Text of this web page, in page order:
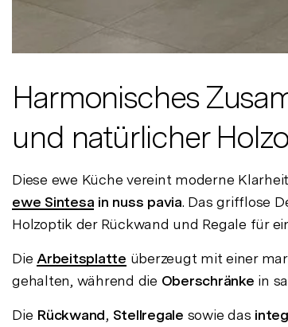
Harmonisches
und natürlicher
Diese ewe Küche vereint moderne
ewe Sintesa in nuss pavia. Das grifflose
Holzoptik der Rückwand und Regale für
Die Arbeitsplatte überzeugt mit einer
gehalten, während die Oberschränke in
Die Rückwand, Stellregale sowie das